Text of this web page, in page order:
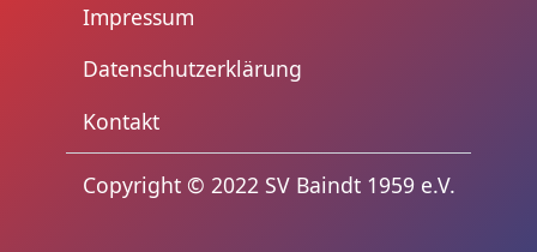
Impressum
Datenschutzerklärung
Kontakt
Copyright © 2022 SV Baindt 1959 e.V.